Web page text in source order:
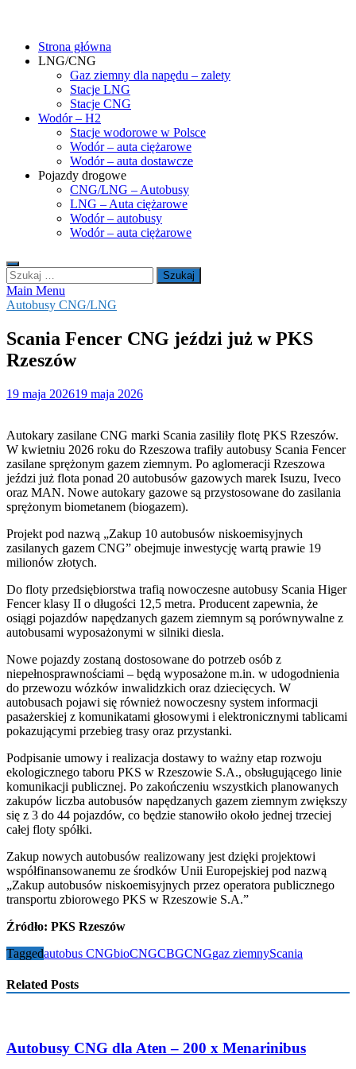
content
(wodór). Opisy pojazdów, tankowanie gazu ziemnego i wodoru,
rynek paliw gazowych, analizy.
Strona główna
LNG/CNG
Gaz ziemny dla napędu – zalety
Stacje LNG
Stacje CNG
Wodór – H2
Stacje wodorowe w Polsce
Wodór – auta ciężarowe
Wodór – auta dostawcze
Pojazdy drogowe
CNG/LNG – Autobusy
LNG – Auta ciężarowe
Wodór – autobusy
Wodór – auta ciężarowe
Szukaj:
Main Menu
Autobusy CNG/LNG
Scania Fencer CNG jeździ już w PKS
Rzeszów
19 maja 202619 maja 2026
Autokary zasilane CNG marki Scania zasiliły flotę PKS Rzeszów.
W kwietniu 2026 roku do Rzeszowa trafiły autobusy Scania Fencer
zasilane sprężonym gazem ziemnym. Po aglomeracji Rzeszowa
jeździ już flota ponad 20 autobusów gazowych marek Isuzu, Iveco
oraz MAN. Nowe autokary gazowe są przystosowane do zasilania
sprężonym biometanem (biogazem).
Projekt pod nazwą „Zakup 10 autobusów niskoemisyjnych
zasilanych gazem CNG” obejmuje inwestycję wartą prawie 19
milionów złotych.
Do floty przedsiębiorstwa trafią nowoczesne autobusy Scania Higer
Fencer klasy II o długości 12,5 metra. Producent zapewnia, że
osiągi pojazdów napędzanych gazem ziemnym są porównywalne z
autobusami wyposażonymi w silniki diesla.
Nowe pojazdy zostaną dostosowane do potrzeb osób z
niepełnosprawnościami – będą wyposażone m.in. w udogodnienia
do przewozu wózków inwalidzkich oraz dziecięcych. W
autobusach pojawi się również nowoczesny system informacji
pasażerskiej z komunikatami głosowymi i elektronicznymi tablicami
pokazującymi przebieg trasy oraz przystanki.
Podpisanie umowy i realizacja dostawy to ważny etap rozwoju
ekologicznego taboru PKS w Rzeszowie S.A., obsługującego linie
komunikacji publicznej. Po zakończeniu wszystkich planowanych
zakupów liczba autobusów napędzanych gazem ziemnym zwiększy
się z 3 do 44 pojazdów, co będzie stanowiło około jednej trzeciej
całej floty spółki.
Zakup nowych autobusów realizowany jest dzięki projektowi
współfinansowanemu ze środków Unii Europejskiej pod nazwą
„Zakup autobusów niskoemisyjnych przez operatora publicznego
transportu zbiorowego PKS w Rzeszowie S.A.”
Źródło: PKS Rzeszów
Taggedautobus CNGbioCNGCBGCNGgaz ziemnyScania
Related Posts
Autobusy CNG dla Aten – 200 x Menarinibus